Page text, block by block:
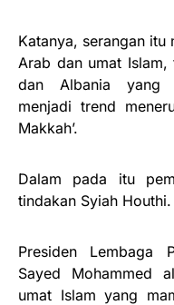
Katanya, serangan itu
Arab dan umat Islam,
dan Albania yang
menjadi trend
Makkah’.
Dalam pada itu
tindakan Syiah Houthi.
Presiden Lembaga
Sayed Mohammed
umat Islam yang